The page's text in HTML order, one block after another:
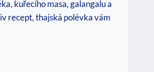
kuřecího masa, galangalu a
recept, thajská polévka vám